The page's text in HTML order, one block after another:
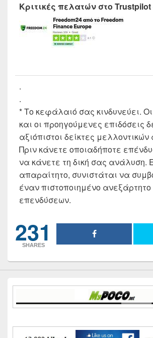
Κριτικές πελατών στο Trustpilot
.
.
* Το κεφάλαιό σας κινδυνεύει.
και οι προηγούμενες επιδόσεις
αξιόπιστοι δείκτες
Πριν κάνετε οποιαδήποτε
να κάνετε τη δική σας ανάλυση.
απαραίτητο, συνιστάται να
έναν πιστοποιημένο
επενδύσεων.
231
SHARES